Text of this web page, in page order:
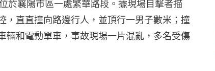
於襄陽市區一處繁華路段。據現場目擊者描
，直直撞向路邊行人，並頂行一男子數米；撞
輛和電動單車，事故現場一片混亂，多名受傷